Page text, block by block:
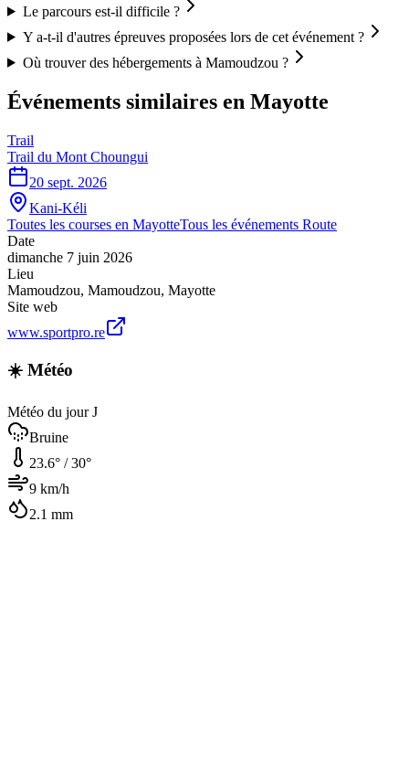
Le parcours est-il difficile ?
Y a-t-il d'autres épreuves proposées lors de cet événement ?
Où trouver des hébergements à Mamoudzou ?
Événements similaires en Mayotte
Trail
Trail du Mont Choungui
20 sept. 2026
Kani-Kéli
Toutes les courses en MayotteTous les événements Route
Date
dimanche 7 juin 2026
Lieu
Mamoudzou, Mamoudzou, Mayotte
Site web
www.sportpro.re
☀️ Météo
Météo du jour J
Bruine
23.6° /30°
9 km/h
2.1 mm